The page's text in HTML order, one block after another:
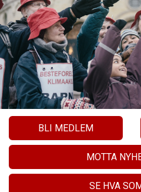
BLI MEDLEM
MOTTA
SE HVA